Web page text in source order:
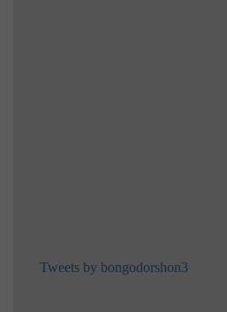
Tweets by bongodorshon3